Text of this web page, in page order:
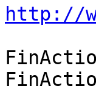
http://